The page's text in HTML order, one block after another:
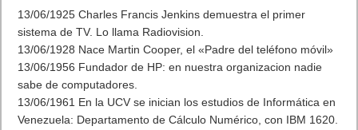
13/06/1925 Charles Francis Jenkins demuestra el primer
sistema de TV. Lo llama Radiovision.
13/06/1928 Nace Martin Cooper, el «Padre del teléfono móvil»
13/06/1956 Fundador de HP: en nuestra organizacion nadie
sabe de computadores.
13/06/1961 En la UCV se inician los estudios de Informática en
Venezuela: Departamento de Cálculo Numérico, con IBM 1620.